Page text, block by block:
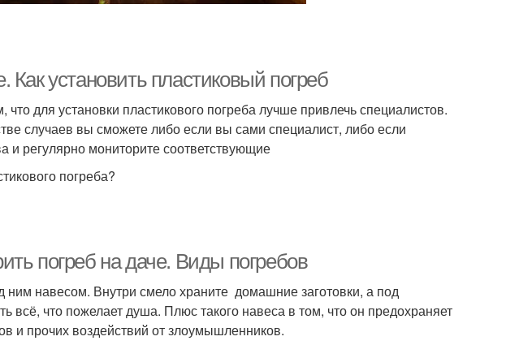
Как установить пластиковый погреб
для установки пластикового погреба лучше привлечь специалистов.
случаев вы сможете либо если вы сами специалист, либо если
и регулярно мониторите соответствующие
погреба?
погреб на даче. Виды погребов
навесом. Внутри смело храните домашние заготовки, а под
всё, что пожелает душа. Плюс такого навеса в том, что он предохраняет
и прочих воздействий от злоумышленников.